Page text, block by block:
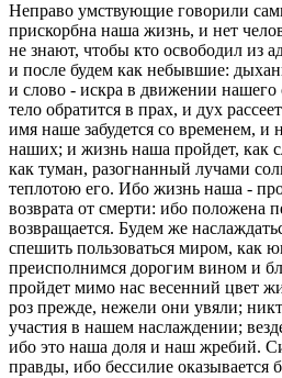
Неправо умствующие говорили
прискорбна наша жизнь, и нет
не знают, чтобы кто освободил из
и после будем как небывшие:
и слово - искра в движении нашего
тело обратится в прах, и дух
имя наше забудется со временем, и
наших; и жизнь наша пройдет, как
как туман, разогнанный лучами
теплотою его. Ибо жизнь наша -
возврата от смерти: ибо положена
возвращается. Будем же
спешить пользоваться миром, как
преисполнимся дорогим вином и
пройдет мимо нас весенний цвет
роз прежде, нежели они увяли;
участия в нашем наслаждении;
ибо это наша доля и наш жребий.
правды, ибо бессилие оказывается